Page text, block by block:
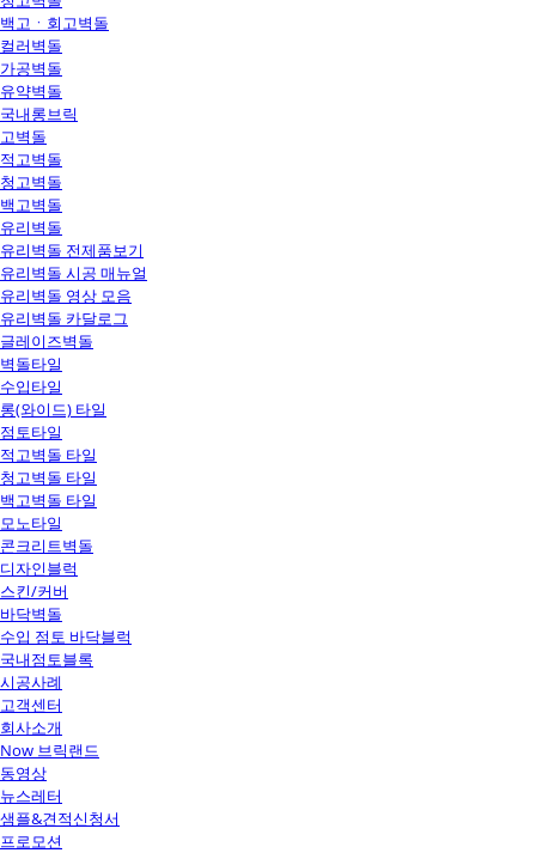
백고ㆍ회고벽돌
컬러벽돌
가공벽돌
유약벽돌
국내롱브릭
고벽돌
적고벽돌
청고벽돌
백고벽돌
유리벽돌
유리벽돌 전제품보기
유리벽돌 시공 매뉴얼
유리벽돌 영상 모음
유리벽돌 카달로그
글레이즈벽돌
벽돌타일
수입타일
롱(와이드) 타일
점토타일
적고벽돌 타일
청고벽돌 타일
백고벽돌 타일
모노타일
콘크리트벽돌
디자인블럭
스킨/커버
바닥벽돌
수입 점토 바닥블럭
국내점토블록
시공사례
고객센터
회사소개
Now 브릭랜드
동영상
뉴스레터
샘플&견적신청서
프로모션